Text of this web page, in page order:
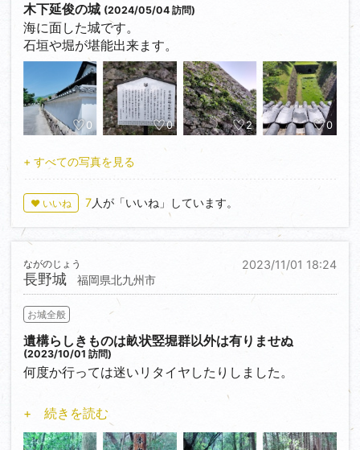
木下延俊の城 (2024/05/04 訪問)
海に面した城です。
石垣や堀が堪能出来ます。
0 0 2 0
+ すべての写真を見る
♥ いいね 7人が「いいね」しています。
2023/11/01 18:24
長野城
ながのじょう
福岡県北九州市
お城全般
遺構らしきものは畝状竪堀群以外は有りませぬ
(2023/10/01 訪問)
何度か行っては迷いリタイヤしたりしました。
3度目の正直で無事登城する事が叶いましてござる(；
+ 続きを読む